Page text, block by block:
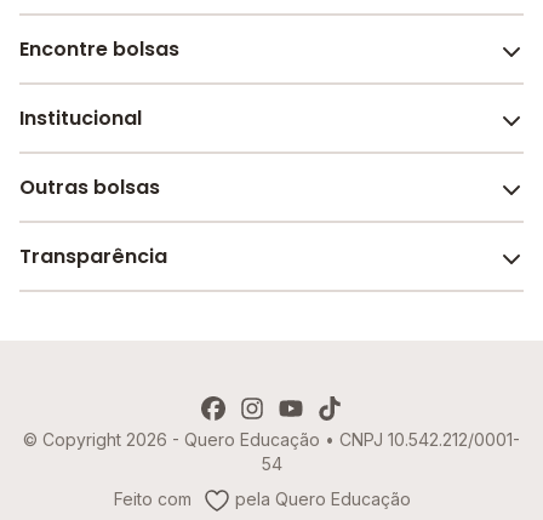
Encontre bolsas
Melhores escolas de São Paulo
Escolas por cidade e bairro
Institucional
Sobre o Melhor Escola
Revista Melhor Escola
Outras bolsas
Faculdades e universidades
Transparência
Política de Cookies
© Copyright 2026 - Quero Educação • CNPJ 10.542.212/0001-
54
Feito com
pela Quero Educação